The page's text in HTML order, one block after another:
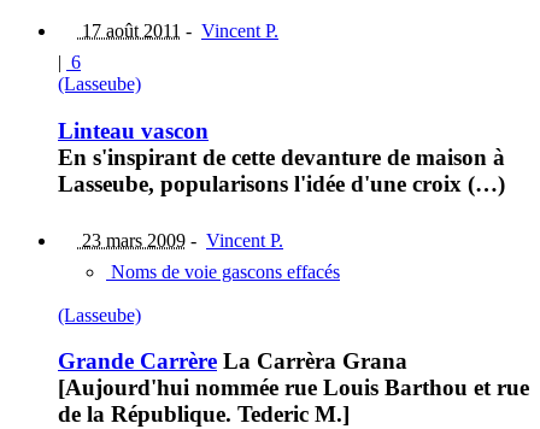
17 août 2011 - Vincent P.
| 6
(Lasseube)
Linteau vascon
En s'inspirant de cette devanture de maison à
Lasseube, popularisons l'idée d'une croix (…)
23 mars 2009 - Vincent P.
Noms de voie gascons effacés
(Lasseube)
Grande Carrère La Carrèra Grana
[Aujourd'hui nommée rue Louis Barthou et rue
de la République. Tederic M.]